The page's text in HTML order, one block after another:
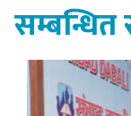
सम्बन्धित